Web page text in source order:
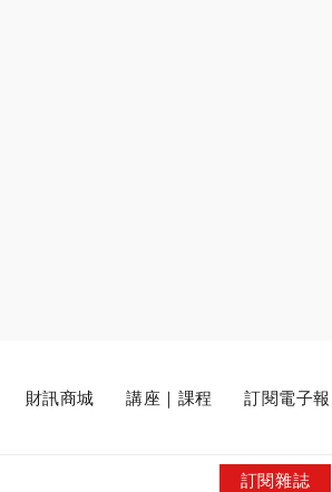
財訊商城 講座｜課程 訂閱電子報
訂閱雜誌